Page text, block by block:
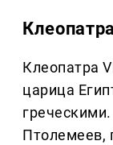
Клеопатра
царица
Птолемеев,